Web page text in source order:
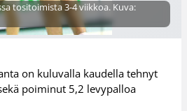
tositoimista 3-4 viikkoa. Kuva:
on kuluvalla kaudella tehnyt
poiminut 5,2 levypalloa